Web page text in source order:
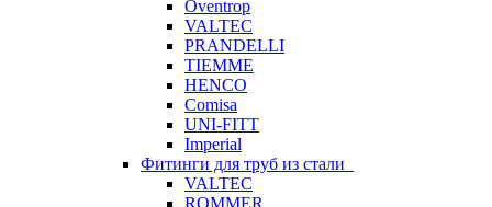
Oventrop
VALTEC
PRANDELLI
TIEMME
HENCO
Comisa
UNI-FITT
Imperial
Фитинги для труб из стали
VALTEC
ROMMER